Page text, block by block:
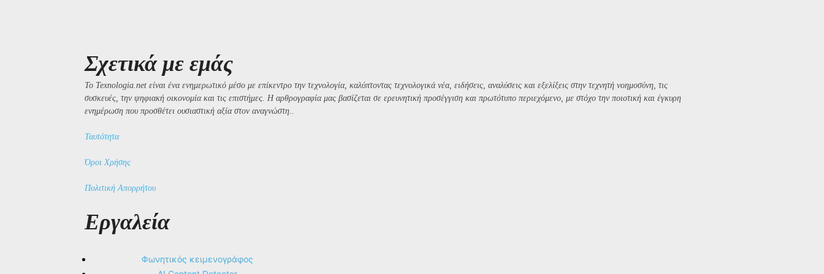
Σχετικά με εμάς
Το Texnologia.net είναι ένα ενημερωτικό μέσο με επίκεντρο την τεχνολογία, καλύπτοντας τεχνολογικά νέα, ειδήσεις, αναλύσεις και εξελίξεις στην τεχνητή νοημοσύνη, τις
συσκευές, την ψηφιακή οικονομία και τις επιστήμες. Η αρθρογραφία μας βασίζεται σε ερευνητική προσέγγιση και πρωτότυπο περιεχόμενο, με στόχο την ποιοτική και έγκυρη
ενημέρωση που προσθέτει ουσιαστική αξία στον αναγνώστη..
Ταυτότητα
Όροι Χρήσης
Πολιτική Απορρήτου
Εργαλεία
Φωνητικός κειμενογράφος